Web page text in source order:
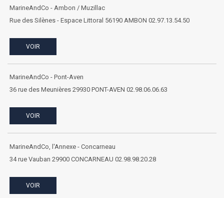
MarineAndCo - Ambon / Muzillac
Rue des Silènes - Espace Littoral 56190 AMBON 02.97.13.54.50
VOIR
MarineAndCo - Pont-Aven
36 rue des Meunières 29930 PONT-AVEN 02.98.06.06.63
VOIR
MarineAndCo, l'Annexe - Concarneau
34 rue Vauban 29900 CONCARNEAU 02.98.98.20.28
VOIR